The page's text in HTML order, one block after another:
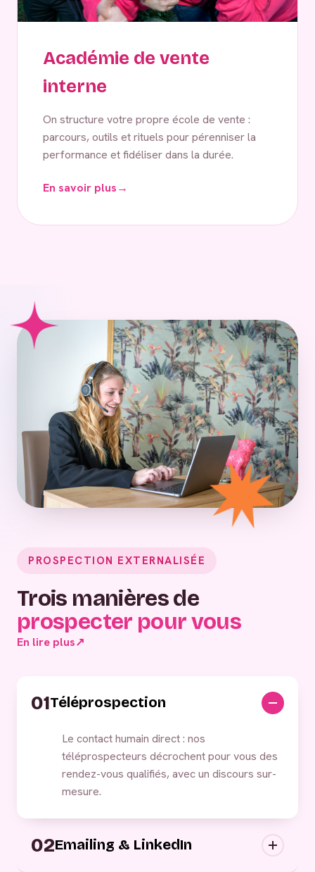
Académie de vente
interne
On structure votre propre école de vente :
parcours, outils et rituels pour pérenniser la
performance et fidéliser dans la durée.
En savoir plus→
PROSPECTION EXTERNALISÉE
Trois manières de
prospecter pour vous
En lire plus↗
01Téléprospection
Le contact humain direct : nos
téléprospecteurs décrochent pour vous des
rendez-vous qualifiés, avec un discours sur-
mesure.
02Emailing & LinkedIn